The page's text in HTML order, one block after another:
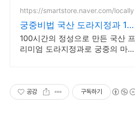
https://smartstore.naver.com/locally
궁중비법 국산 도라지정과 100
시간의 정성, 궁중간식
100시간의 정성으로 만든 국산 프
리미엄 도라지정과로 궁중의 마음
공감 구독하기